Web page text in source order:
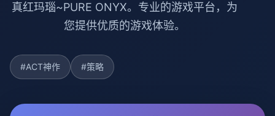
真红玛瑙~PURE ONYX。专业的游戏平台，为
您提供优质的游戏体验。
#ACT神作 #策略